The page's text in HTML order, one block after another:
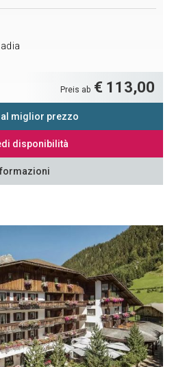
Preis ab € 113,00
al miglior prezzo
disponibilità